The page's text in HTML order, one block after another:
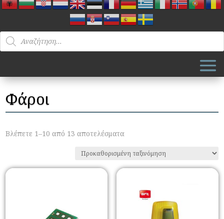
Products
search
Φάροι
Βλέπετε 1–10 από 13 αποτελέσματα